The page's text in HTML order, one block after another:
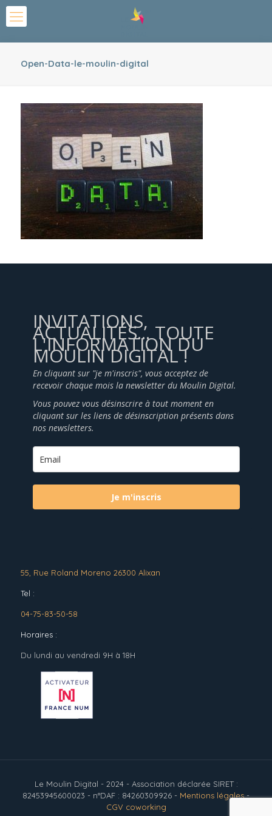
Open-Data-le-moulin-digital
INVITATIONS,
ACTUALITÉS... TOUTE
L'INFORMATION DU
MOULIN DIGITAL !
En cliquant sur "je m'inscris", vous acceptez de
recevoir chaque mois la newsletter du Moulin Digital.
Vous pouvez vous désinscrire à tout moment en
cliquant sur les liens de désinscription présents dans
nos newsletters.
Je m'inscris
55, Rue Roland Moreno 26300 Alixan
Tel :
04-75-83-50-58
Horaires :
Du lundi au vendredi 9H à 18H
Le Moulin Digital - 2024 - Association déclarée SIRET :
82453945600023 - n°DAF : 84260309926 - Mentions légales-
CGV coworking